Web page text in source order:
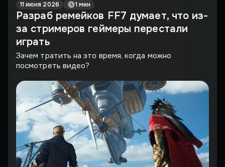
11 июня 2026 1 мин
Разраб ремейков FF7 думает, что из-
за стримеров геймеры перестали
играть
Зачем тратить на это время, когда можно
посмотреть видео?